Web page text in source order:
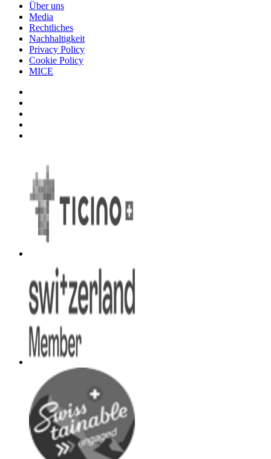
Über uns
Media
Rechtliches
Nachhaltigkeit
Privacy Policy
Cookie Policy
MICE